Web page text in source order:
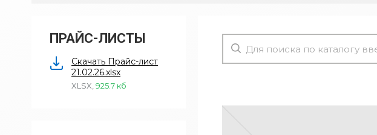
ПРАЙС-ЛИСТЫ
Скачать Прайс-лист
21.02.26.xlsx
XLSX 925.7 кб